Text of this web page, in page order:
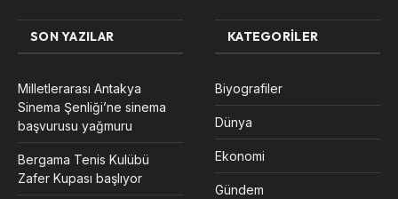
SON YAZILAR
Milletlerarası Antakya
Sinema Şenliği’ne sinema
başvurusu yağmuru
Bergama Tenis Kulübü
Zafer Kupası başlıyor
KATEGORILER
Biyografiler
Dünya
Ekonomi
Gündem